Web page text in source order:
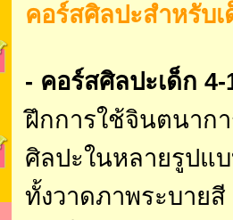
คอร์สศิลปะสำหรับเ
- คอร์สศิลปะเด็ก
ฝึกการใช้จินตนาก
ศิลปะในหลายรูปแ
ทั้งวาดภาพระบาย